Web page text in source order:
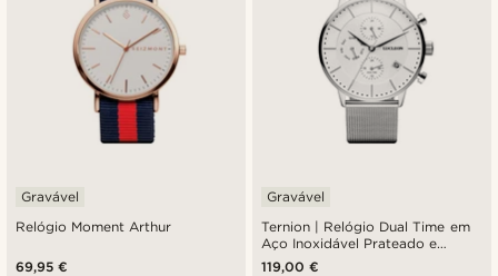
Relógio Moment Arthur
Gravável
69,95 €
Ternion | Relógio Dual Time em
Aço Inoxidável Prateado e
Branco
Gravável
119,00 €